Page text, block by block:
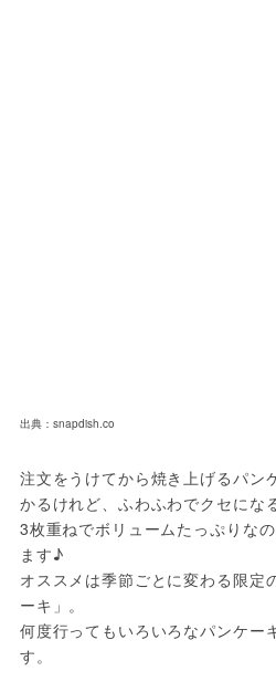
出典：snapdish.co
注文をうけてから焼き上げるパン
かるけれど、ふわふわでクセにな
3枚重ねでボリュームたっぷりな
ます♪
オススメは季節ごとに変わる限定
ーキ」。
何度行ってもいろいろなパンケー
す。